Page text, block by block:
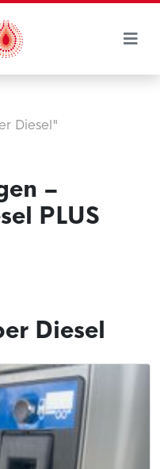
Diesel"
–
PLUS
Diesel